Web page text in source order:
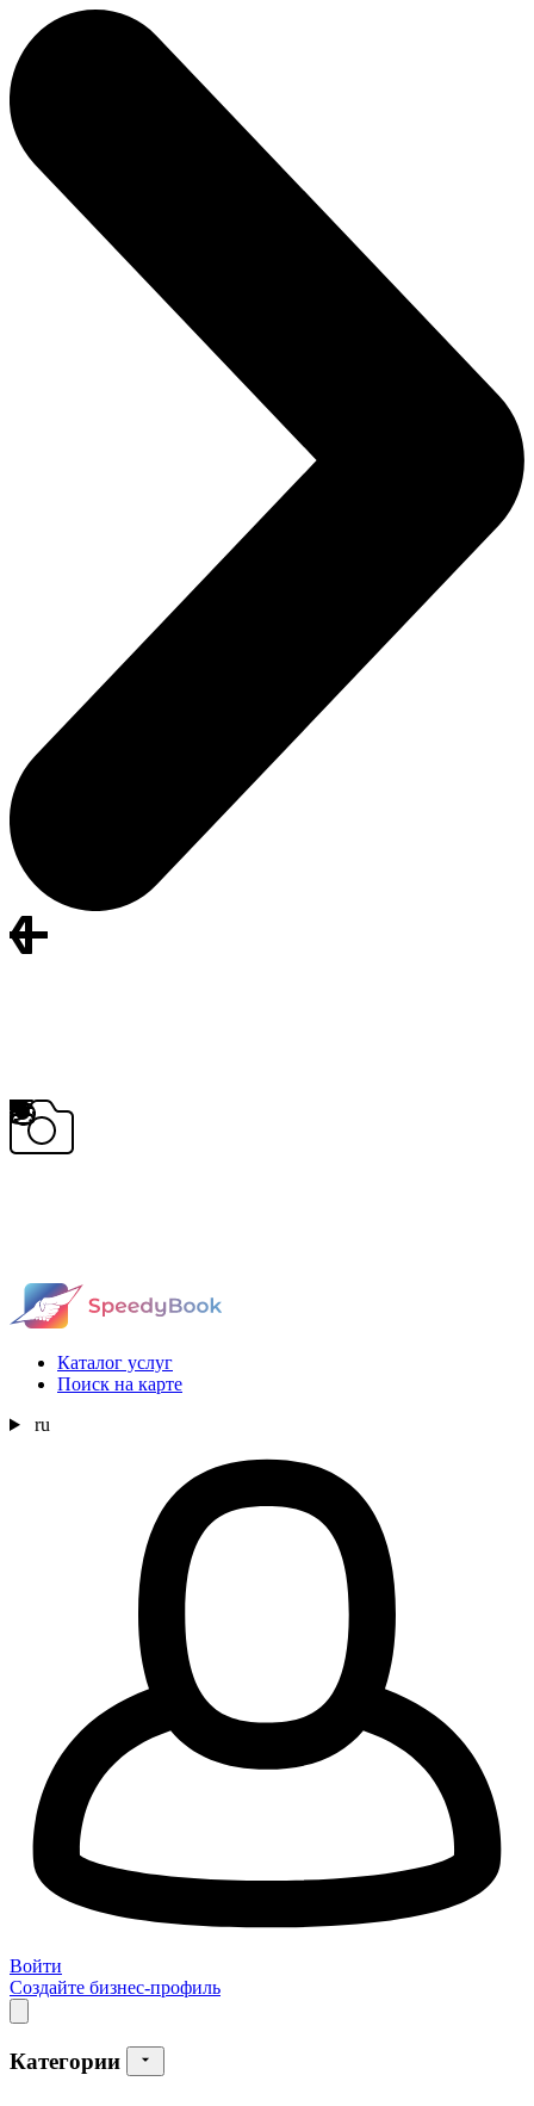
Каталог услуг
Поиск на карте
ru
Войти
Создайте бизнес-профиль
Категории